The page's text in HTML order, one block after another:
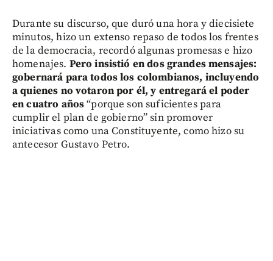
Durante su discurso, que duró una hora y diecisiete
minutos, hizo un extenso repaso de todos los frentes
de la democracia, recordó algunas promesas e hizo
homenajes. Pero insistió en dos grandes mensajes:
gobernará para todos los colombianos, incluyendo
a quienes no votaron por él, y entregará el poder
en cuatro años“porque son suficientes para
cumplir el plan de gobierno” sin promover
iniciativas como una Constituyente, como hizo su
antecesor Gustavo Petro.